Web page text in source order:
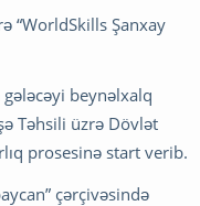
“WorldSkills Şanxay
beynəlxalq
Təhsili üzrə Dövlət
prosesinə start verib.
çərçivəsində